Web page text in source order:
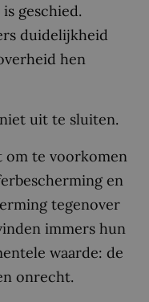
geschied.
duidelijkheid
hen
uit te sluiten.
om te voorkomen
en
tegenover
immers hun
waarde: de
onrecht.